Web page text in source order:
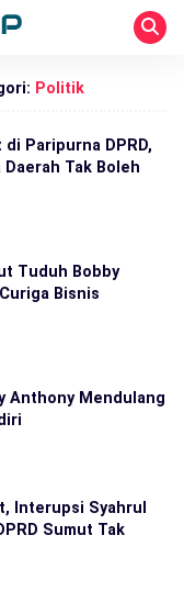
Politik
Paripurna DPRD,
Tak Boleh
Tuduh Bobby
Bisnis
Anthony Mendulang
Interupsi Syahrul
Sumut Tak